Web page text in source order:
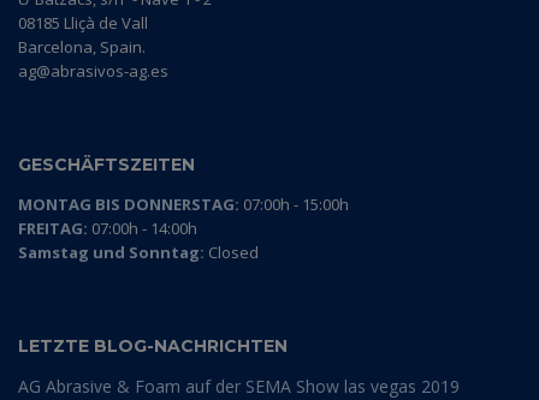
08185 Lliçà de Vall
Barcelona, Spain.
ag@abrasivos-ag.es
GESCHÄFTSZEITEN
MONTAG BIS DONNERSTAG: 07:00h - 15:00h
FREITAG: 07:00h - 14:00h
Samstag und Sonntag: Closed
LETZTE BLOG-NACHRICHTEN
AG Abrasive & Foam auf der SEMA Show las vegas 2019